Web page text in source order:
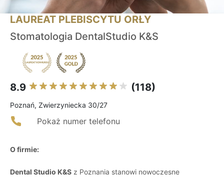
LAUREAT PLEBISCYTU ORŁY
Stomatologia DentalStudio K&S
8.9 (118)
Poznań, Zwierzyniecka 30/27
Pokaż numer telefonu
O firmie:
Dental Studio K&S z Poznania stanowi nowoczesne